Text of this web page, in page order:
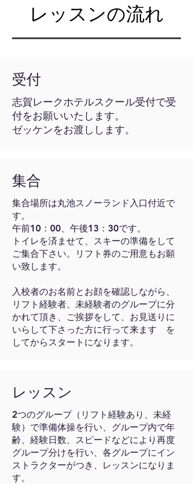
レッスンの流れ
受付
志賀レークホテルスクール受付で受
付をお願いいたします。
ゼッケンをお渡しします。
集合
集合場所は丸池スノーランド入口付近で
す。
午前10：00、午後13：30です。
トイレを済ませて、スキーの準備をして
ご集合下さい。リフト券のご用意もお願
い致します。
入校者のお名前とお顔を確認しながら、
リフト経験者、未経験者のグループに分
かれて頂き、ご挨拶をして、お見送りに
いらして下さった方に行って来ます を
してからスタートになります。
レッスン
2つのグループ（リフト経験あり、未経
験）で準備体操を行い、グループ内で年
齢、経験日数、スピードなどにより再度
グループ分けを行い、各グループにイン
ストラクターがつき、レッスンになりま
す。